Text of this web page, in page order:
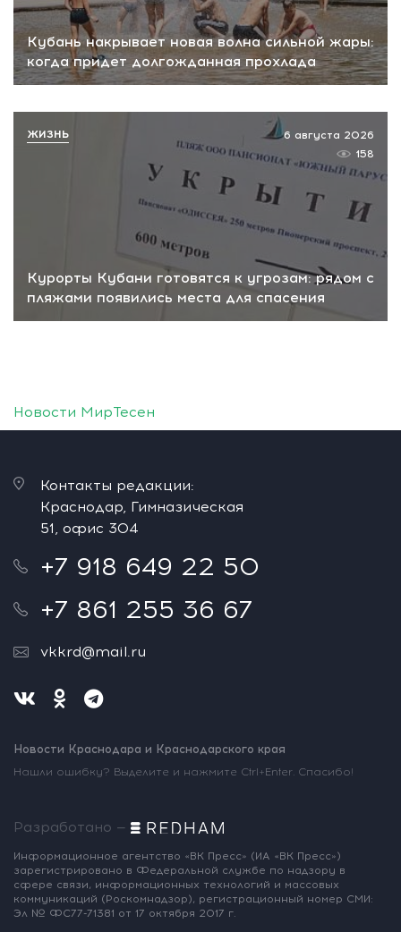
Кубань накрывает новая волна сильной жары:
когда придет долгожданная прохлада
Курорты Кубани готовятся к угрозам: рядом с
пляжами появились места для спасения
6 августа 2026
158
ЖИЗНЬ
Новости МирТесен
Контакты редакции:
Краснодар, Гимназическая
51, офис 304
+7 918 649 22 50
+7 861 255 36 67
vkkrd@mail.ru
Новости Краснодара и Краснодарского края
Нашли ошибку? Выделите и нажмите Ctrl+Enter. Спасибо!
Разработано —
Информационное агентство «ВК Пресс» (ИА «ВК Пресс»)
зарегистрировано в Федеральной службе по надзору в
сфере связи, информационных технологий и массовых
коммуникаций (Роскомнадзор), регистрационный номер СМИ:
Эл № ФС77-71381 от 17 октября 2017 г.